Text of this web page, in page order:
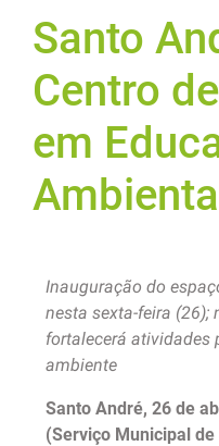
Santo
Centro
em
Ambiental
Inauguração do
nesta sexta-feira (26);
fortalecerá atividades
ambiente
Santo André, 26 de
(Serviço Municipal